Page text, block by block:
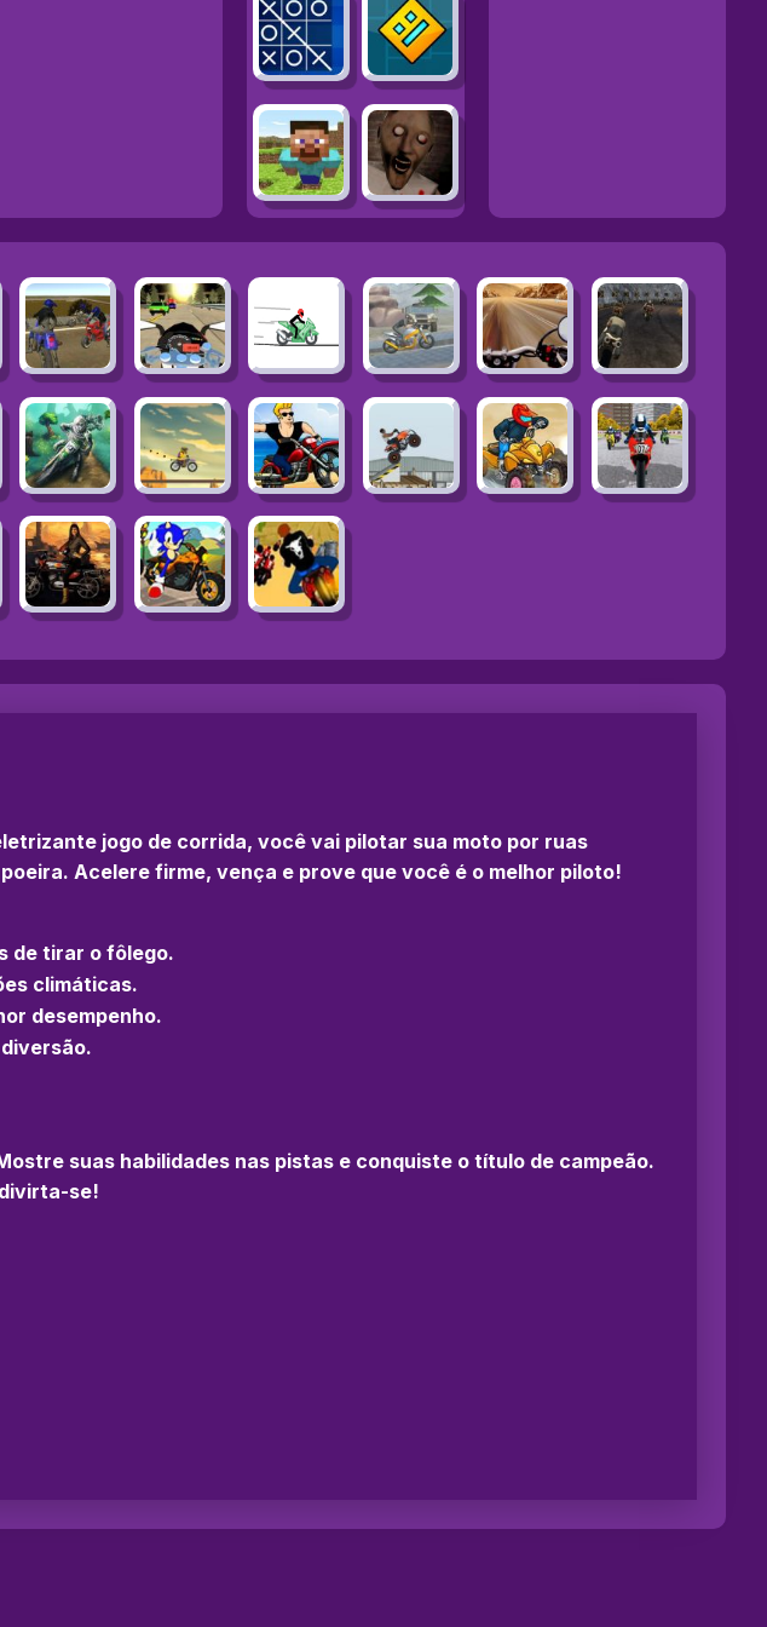
jogo de corrida, você vai pilotar sua moto por ruas
Acelere firme, vença e prove que você é o melhor piloto!
de tirar o fôlego.
climáticas.
desempenho.
suas habilidades nas pistas e conquiste o título de campeão.
se!